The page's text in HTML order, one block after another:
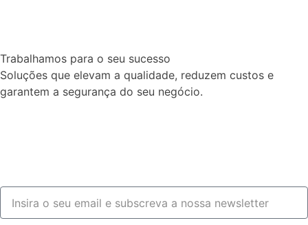
Trabalhamos para o seu sucesso
Soluções que elevam a qualidade, reduzem custos e
garantem a segurança do seu negócio.